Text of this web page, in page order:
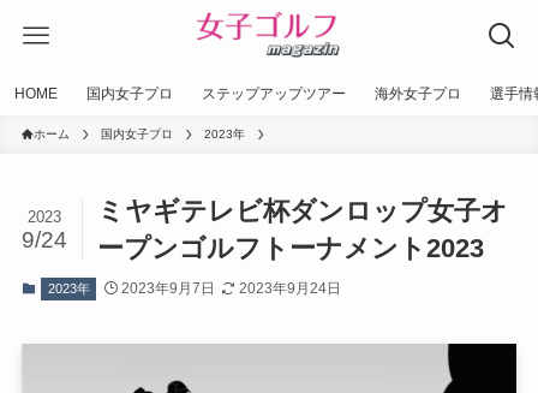
HOME 国内女子プロ ステップアップツアー 海外女子プロ 選手情
ホーム 国内女子プロ 2023年
ミヤギテレビ杯ダンロップ女子オ
ープンゴルフトーナメント2023
2023
9/24
2023年 2023年9月7日 2023年9月24日